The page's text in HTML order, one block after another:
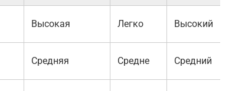
Высокая Легко Высокий
Средняя Средне Средний